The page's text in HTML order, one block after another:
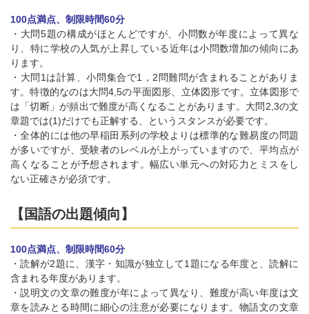
100点満点、制限時間60分
・大問5題の構成がほとんどですが、小問数が年度によって異な
り、特に学校の人気が上昇している近年は小問数増加の傾向にあ
ります。
・大問1は計算、小問集合で1，2問難問が含まれることがありま
す。特徴的なのは大問4,5の平面図形、立体図形です。立体図形で
は「切断」が頻出で難度が高くなることがあります。大問2,3の文
章題では(1)だけでも正解する、というスタンスが必要です。
・全体的には他の早稲田系列の学校よりは標準的な難易度の問題
が多いですが、受験者のレベルが上がっていますので、平均点が
高くなることが予想されます。幅広い単元への対応力とミスをし
ない正確さが必須です。
【国語の出題傾向】
100点満点、制限時間60分
・読解が2題に、漢字・知識が独立して1題になる年度と、読解に
含まれる年度があります。
・説明文の文章の難度が年によって異なり、難度が高い年度は文
章を読みとる時間に細心の注意が必要になります。物語文の文章